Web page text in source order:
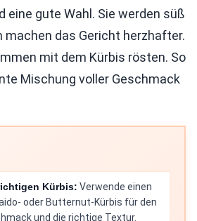
eine gute Wahl. Sie werden süß
machen das Gericht herzhafter.
mit dem Kürbis rösten. So
Mischung voller Geschmack
Kürbis: Verwende einen
oder Butternut-Kürbis für den
und die richtige Textur.